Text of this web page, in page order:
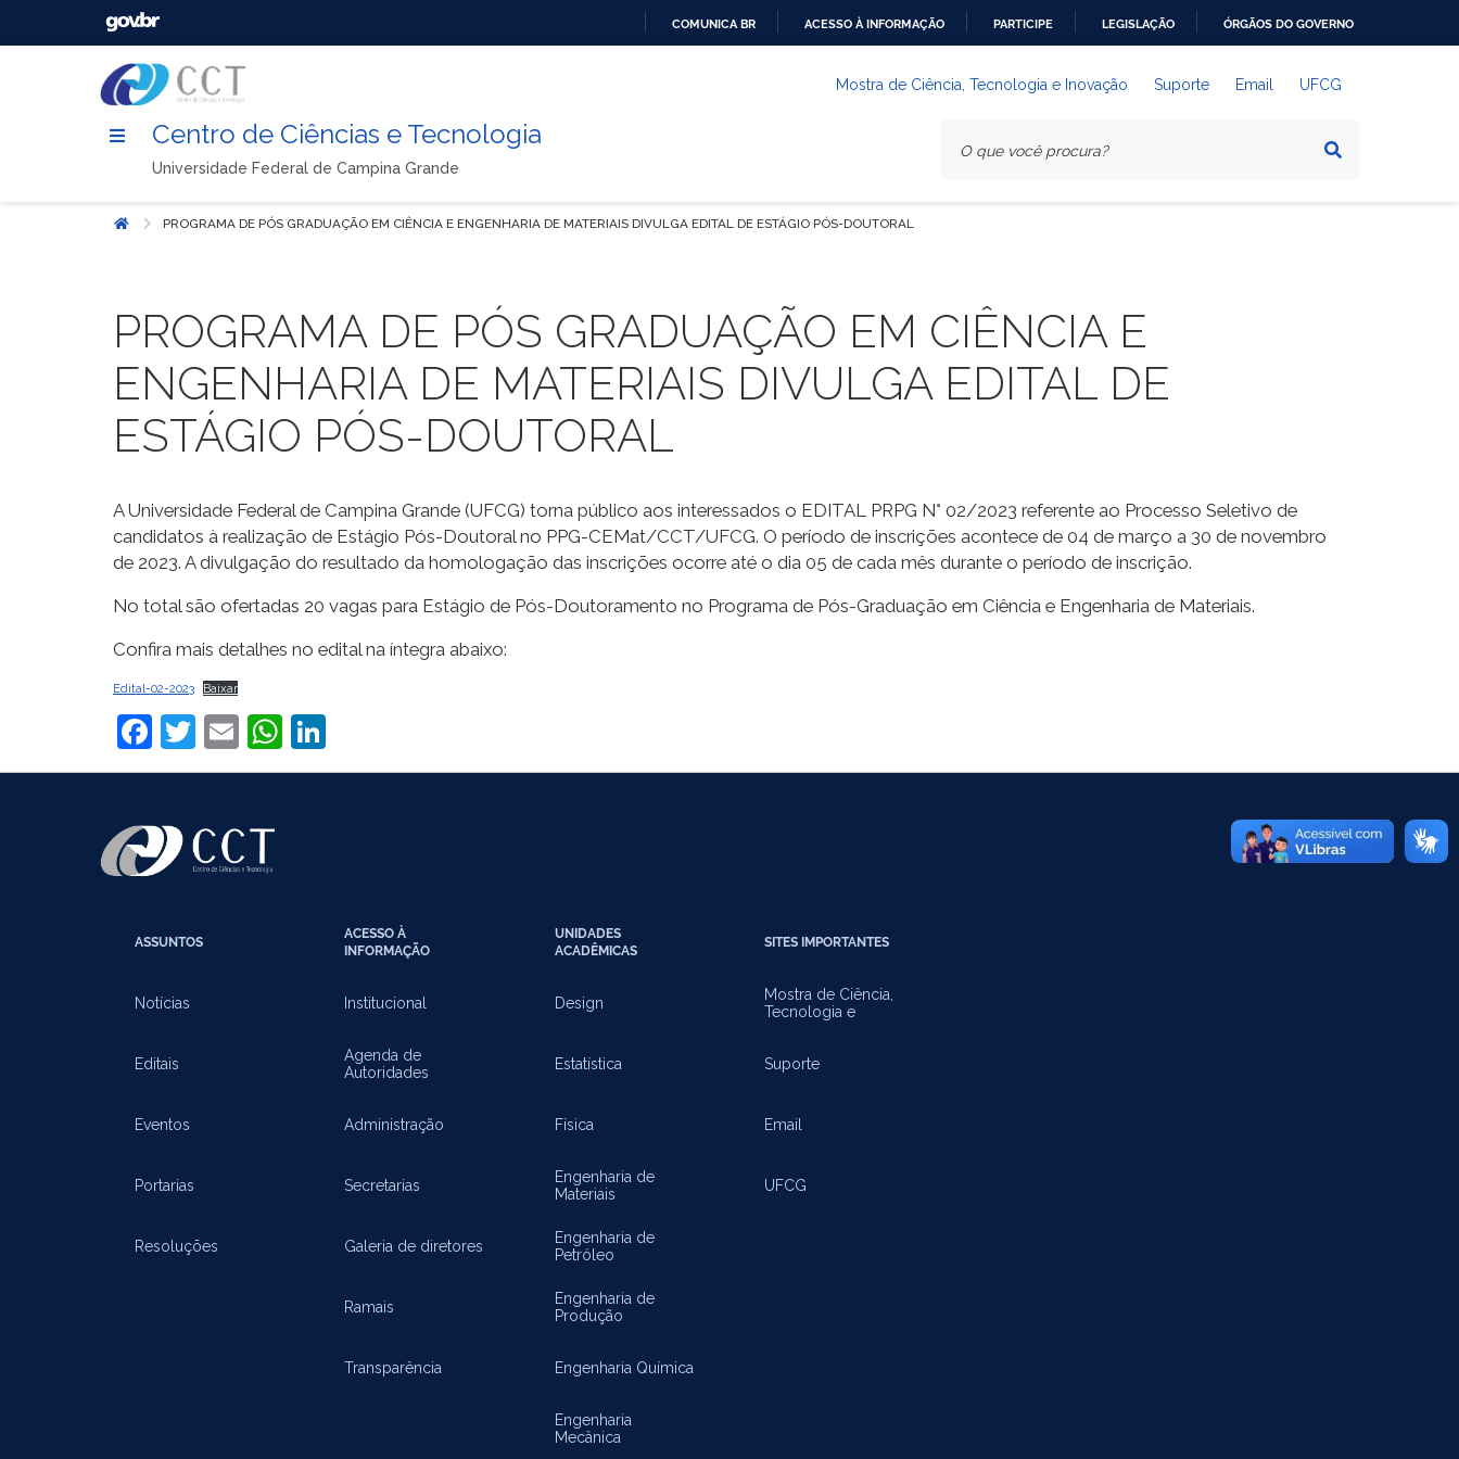
COMUNICA BR ACESSO À INFORMAÇÃO PARTICIPE LEGISLAÇÃO ÓRGÃOS DO GOVERNO
Mostra de Ciência, Tecnologia e Inovação Suporte Email UFCG
Centro de Ciências e Tecnologia
Universidade Federal de Campina Grande
Início PROGRAMA DE PÓS GRADUAÇÃO EM CIÊNCIA E ENGENHARIA DE MATERIAIS DIVULGA EDITAL DE ESTÁGIO PÓS-DOUTORAL
PROGRAMA DE PÓS GRADUAÇÃO EM CIÊNCIA E
ENGENHARIA DE MATERIAIS DIVULGA EDITAL DE
ESTÁGIO PÓS-DOUTORAL
A Universidade Federal de Campina Grande (UFCG) torna público aos interessados o EDITAL PRPG N° 02/2023 referente ao Processo Seletivo de
candidatos à realização de Estágio Pós-Doutoral no PPG-CEMat/CCT/UFCG. O período de inscrições acontece de 04 de março a 30 de novembro
de 2023. A divulgação do resultado da homologação das inscrições ocorre até o dia 05 de cada mês durante o período de inscrição.
No total são ofertadas 20 vagas para Estágio de Pós-Doutoramento no Programa de Pós-Graduação em Ciência e Engenharia de Materiais.
Confira mais detalhes no edital na íntegra abaixo:
Edital-02-2023 Baixar
Facebook
Twitter
EmailWhatsApp
ASSUNTOS
Notícias
Editais
Eventos
Portarias
Resoluções
ACESSO À
INFORMAÇÃO
Institucional
Agenda de
Autoridades
Administração
Secretarias
Galeria de diretores
Ramais
Transparência
UNIDADES
ACADÊMICAS
Design
Estatística
Física
Engenharia de
Materiais
Engenharia de
Petróleo
Engenharia de
Produção
Engenharia Química
Engenharia
Mecânica
SITES IMPORTANTES
Mostra de Ciência,
Tecnologia e
Suporte
Email
UFCG